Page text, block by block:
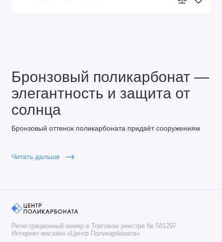
50 микрон
Защитная плёнка
С двух сторон
Крепление
На термошайбы
Перевозка
Бронзовый поликарбонат —
элегантность и защита от
солнца
Бронзовый оттенок поликарбоната придаёт сооружениям
ВЦентре Поликарбоната
поликарбонат высокого качества с доставкой по всей
Беларуси.
Читать дальше
Регистрационный номер в Торговом реестре № 581297
Интернет-магазин «Центр Поликарбоната»